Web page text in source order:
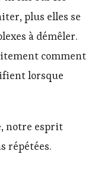
plus elles se
à démêler.
comment
lorsque
notre esprit
répétées.